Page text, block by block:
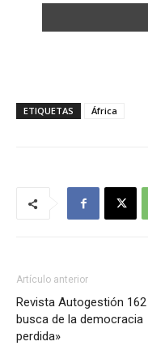
ETIQUETAS África
Artículo anterior
Revista Autogestión 162
busca de la democracia
perdida»